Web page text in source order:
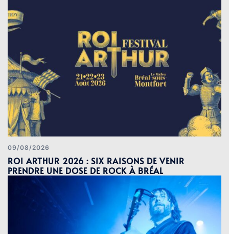
09/08/2026
ROI ARTHUR 2026 : SIX RAISONS DE VENIR
PRENDRE UNE DOSE DE ROCK À BRÉAL